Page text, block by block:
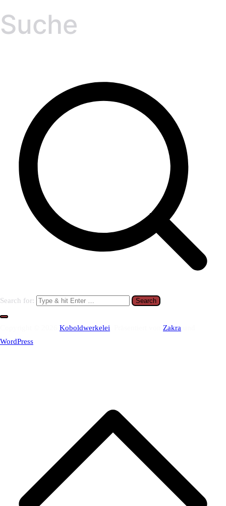
Suche
Search for:
Koboldwerkelei Zakra
WordPress